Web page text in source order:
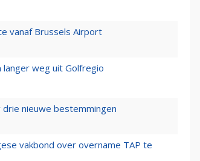
vanaf Brussels Airport
weg uit Golfregio
nieuwe bestemmingen
vakbond over overname TAP te